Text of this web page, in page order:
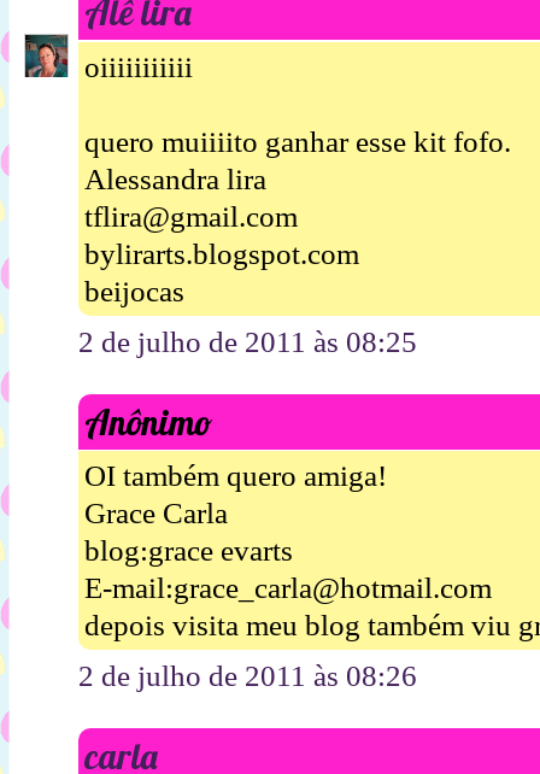
Alê lira
oiiiiiiiiiii
quero muiiiito ganhar esse kit fofo.
Alessandra lira
tflira@gmail.com
bylirarts.blogspot.com
beijocas
2 de julho de 2011 às 08:25
Anônimo
OI também quero amiga!
Grace Carla
blog:grace evarts
E-mail:grace_carla@hotmail.com
depois visita meu blog também viu
2 de julho de 2011 às 08:26
carla